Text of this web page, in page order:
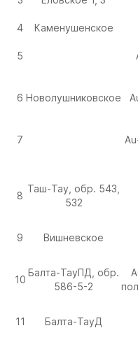
4 Каменушенское
5
Новолушниковское
6
7
8
Таш-Тау, обр. 543,
532
9 Вишневское
10
Балта-ТауПД, обр.
586-5-2
11 Балта-ТауД